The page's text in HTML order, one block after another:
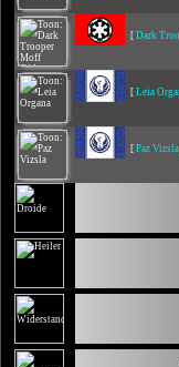
[ Dark
[ Leia
[ Paz Vizsla